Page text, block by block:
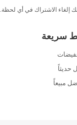
إلغاء الاشتراك في أي لحظة.
سريعة
حديثاً
مبيعاً